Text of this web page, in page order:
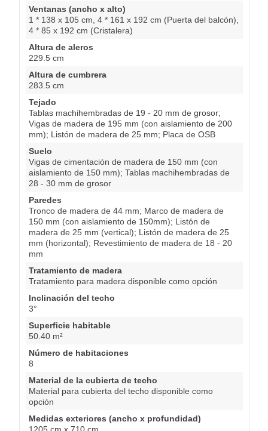
Ventanas (ancho x alto)
1 * 138 x 105 cm, 4 * 161 x 192 cm (Puerta del balcón),
4 * 85 x 192 cm (Cristalera)
Altura de aleros
229.5 cm
Altura de cumbrera
283.5 cm
Tejado
Tablas machihembradas de 19 - 20 mm de grosor;
Vigas de madera de 195 mm (con aislamiento de 200
mm); Listón de madera de 25 mm; Placa de OSB
Suelo
Vigas de cimentación de madera de 150 mm (con
aislamiento de 150 mm); Tablas machihembradas de
28 - 30 mm de grosor
Paredes
Tronco de madera de 44 mm; Marco de madera de
150 mm (con aislamiento de 150mm); Listón de
madera de 25 mm (vertical); Listón de madera de 25
mm (horizontal); Revestimiento de madera de 18 - 20
mm
Tratamiento de madera
Tratamiento para madera disponible como opción
Inclinación del techo
3°
Superficie habitable
50.40 m²
Número de habitaciones
8
Material de la cubierta de techo
Material para cubierta del techo disponible como
opción
Medidas exteriores (ancho x profundidad)
1205 cm x 710 cm